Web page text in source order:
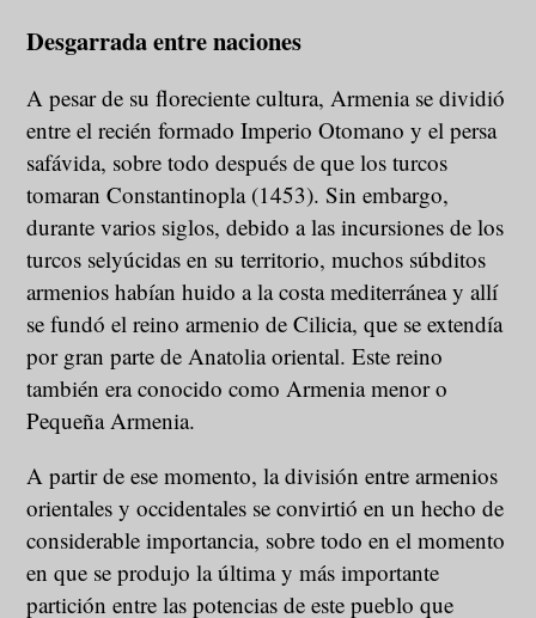
Desgarrada entre naciones
A pesar de su floreciente cultura, Armenia se dividió
entre el recién formado Imperio Otomano y el persa
safávida, sobre todo después de que los turcos
tomaran Constantinopla (1453). Sin embargo,
durante varios siglos, debido a las incursiones de los
turcos selyúcidas en su territorio, muchos súbditos
armenios habían huido a la costa mediterránea y allí
se fundó el reino armenio de Cilicia, que se extendía
por gran parte de Anatolia oriental. Este reino
también era conocido como Armenia menor o
Pequeña Armenia.
A partir de ese momento, la división entre armenios
orientales y occidentales se convirtió en un hecho de
considerable importancia, sobre todo en el momento
en que se produjo la última y más importante
partición entre las potencias de este pueblo que